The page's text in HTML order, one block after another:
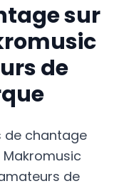
sur
de
de chantage
de